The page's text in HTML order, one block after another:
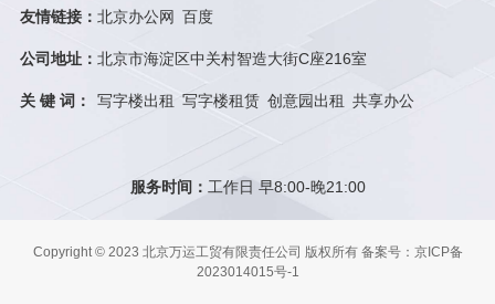
友情链接： 北京办公网 百度
公司地址： 北京市海淀区中关村智造大街C座216室
关 键 词： 写字楼出租 写字楼租赁 创意园出租 共享办公
服务时间： 工作日 早8:00-晚21:00
Copyright © 2023 北京万运工贸有限责任公司 版权所有 备案号：京ICP备
2023014015号-1